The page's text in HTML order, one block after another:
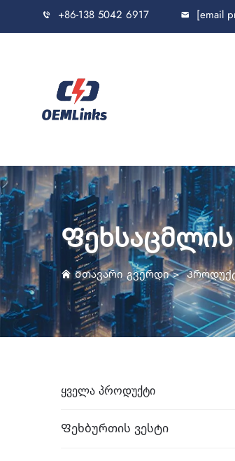
+86-138 5042 6917 [email
Მთავარი გვერდი>
ᲧᲕᲔᲚᲐ ᲞᲠᲝᲓᲣᲥᲢᲘ
Ფეხბურთის Ვესტი